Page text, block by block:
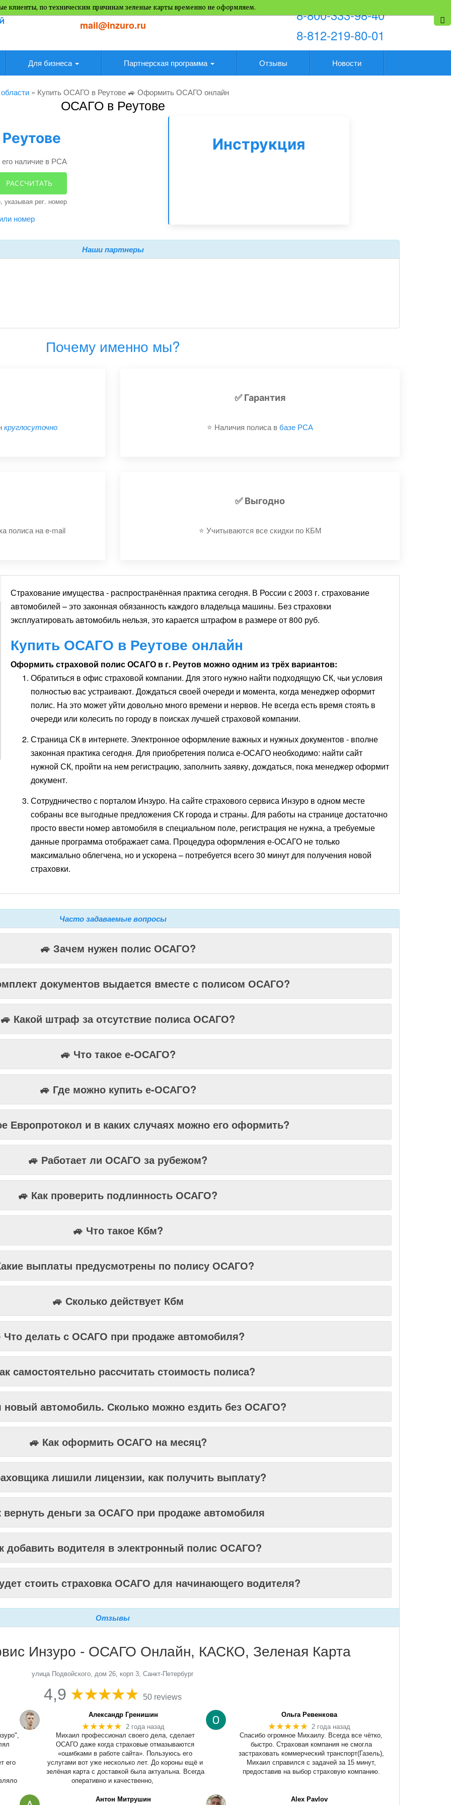
mail@inzuro.ru
8-800-333-98-40
8-812-219-80-01
Для бизнеса Партнерская программа Отзывы Новости
» Купить ОСАГО в Реутове 🚙 Оформить ОСАГО онлайн
ОСАГО в Реутове
его наличие в РСА
РАССЧИТАТЬ
указывая рег. номер
номер
Инструкция
✅ Гарантия
✅ Выгодно
Страхование имущества - распространённая практика сегодня. В России с 2003 г. страхование
автомобилей – это законная обязанность каждого владельца машины. Без страховки
эксплуатировать автомобиль нельзя, это карается штрафом в размере от 800 руб.
Купить ОСАГО в Реутове онлайн
Оформить страховой полис ОСАГО в г. Реутов можно одним из трёх вариантов:
Обратиться в офис страховой компании. Для этого нужно найти подходящую СК, чьи условия
полностью вас устраивают. Дождаться своей очереди и момента, когда менеджер оформит
полис. На это может уйти довольно много времени и нервов. Не всегда есть время стоять в
очереди или колесить по городу в поисках лучшей страховой компании.
Страница СК в интернете. Электронное оформление важных и нужных документов - вполне
законная практика сегодня. Для приобретения полиса е-ОСАГО необходимо: найти сайт
нужной СК, пройти на нем регистрацию, заполнить заявку, дождаться, пока менеджер оформит
документ.
Сотрудничество с порталом Инзуро. На сайте страхового сервиса Инзуро в одном месте
собраны все выгодные предложения СК города и страны. Для работы на странице достаточно
просто ввести номер автомобиля в специальном поле, регистрация не нужна, а требуемые
данные программа отображает сама. Процедура оформления е-ОСАГО не только
Часто задаваемые вопросы
🚙 Зачем нужен полис ОСАГО?
документов выдается вместе с полисом ОСАГО?
🚙 Какой штраф за отсутствие полиса ОСАГО?
🚙 Что такое е-ОСАГО?
🚙 Где можно купить е-ОСАГО?
Европротокол и в каких случаях можно его оформить?
🚙 Работает ли ОСАГО за рубежом?
🚙 Как проверить подлинность ОСАГО?
🚙 Что такое Кбм?
выплаты предусмотрены по полису ОСАГО?
🚙 Сколько действует Кбм
Что делать с ОСАГО при продаже автомобиля?
самостоятельно рассчитать стоимость полиса?
новый автомобиль. Сколько можно ездить без ОСАГО?
🚙 Как оформить ОСАГО на месяц?
лишили лицензии, как получить выплату?
вернуть деньги за ОСАГО при продаже автомобиля
добавить водителя в электронный полис ОСАГО?
стоить страховка ОСАГО для начинающего водителя?
Отзывы
50 reviews
Александр Гренишин
★★★★★ 2 года назад
Михаил профессионал своего дела, сделает
ОСАГО даже когда страховые отмазываются
«ошибками в работе сайта». Пользуюсь его
зелёная карта с доставкой была актуальна. Всегда
Ольга Ревенкова
★★★★★ 2 года назад
Спасибо огромное Михаилу. Всегда все чётко,
быстро. Страховая компания не смогла
предоставив на выбор страховую компанию.
клиенты, по техническим причинам зеленые карты временно не оформляем.